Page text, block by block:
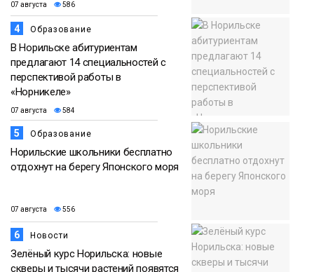
07 августа 586
4 Образование
В Норильске абитуриентам
предлагают 14 специальностей с
перспективой работы в
«Норникеле»
07 августа 584
5 Образование
Норильские школьники бесплатно
отдохнут на берегу Японского моря
07 августа 556
6 Новости
Зелёный курс Норильска: новые
скверы и тысячи растений появятся